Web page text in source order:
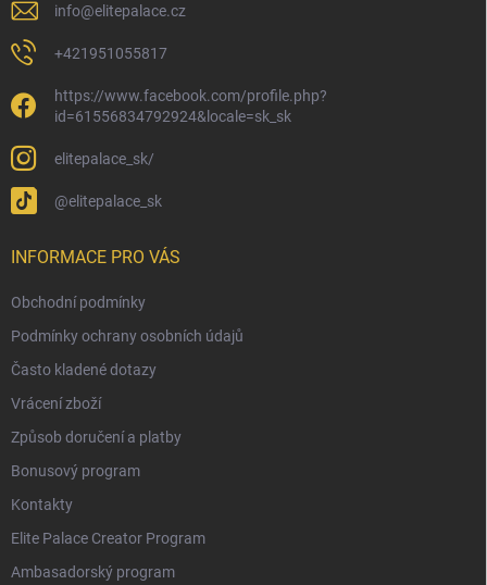
info@elitepalace.cz
+421951055817
https://www.facebook.com/profile.php?
id=61556834792924&locale=sk_sk
elitepalace_sk/
@elitepalace_sk
INFORMACE PRO VÁS
Obchodní podmínky
Podmínky ochrany osobních údajů
Často kladené dotazy
Vrácení zboží
Způsob doručení a platby
Bonusový program
Kontakty
Elite Palace Creator Program
Ambasadorský program